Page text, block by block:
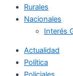
Rurales
Nacionales
Interés
Actualidad
Política